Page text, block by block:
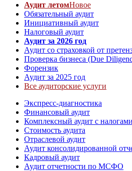
Аудит летомНовое
Обязательный аудит
Инициативный аудит
Налоговый аудит
Аудит за 2026 год
Аудит со страховкой от
Проверка бизнеса (Due
Форензик
Аудит за 2025 год
Все аудиторские услуги
Экспресс-диагностика
Финансовый аудит
Комплексный аудит с налогами
Стоимость аудита
Отраслевой аудит
Аудит консолидированной
Кадровый аудит
Аудит отчетности по МСФО